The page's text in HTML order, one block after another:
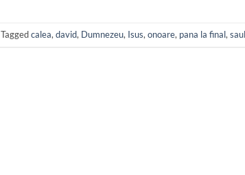
Taggedcalea,david, Dumnezeu, Isus,onoare, pana la final,saul